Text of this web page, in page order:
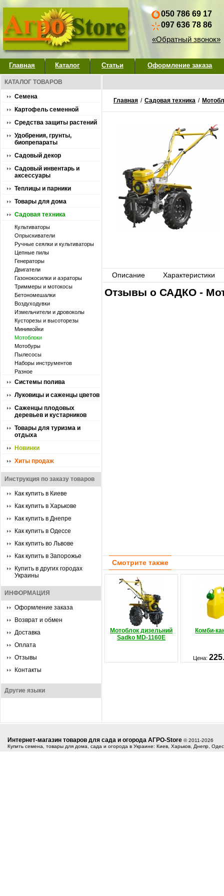
050 786 69 17
097 636 78 86
«Обратный звонок»
Главная Каталог Статьи Оформление заказа
КАТАЛОГ ТОВАРОВ
Семена
Картофель семенной
Средства защиты растений
Удобрения, грунты,
биопрепараты
Садовый декор
Садовый инвентарь и
аксессуары
Теплицы и парники
Товары для дома
Садовая техника
Культиваторы
Опрыскиватели
Ручные сеялки и культиваторы
Цепные пилы
Генераторы
Двигатели
Газонокосилки и аэраторы
Триммеры и мотокосы
Бетономешалки
Воздуходувки
Измельчители и дровоколы
Кусторезы и высоторезы
Минимойки
Мотоблоки
Мотобуры
Пылесосы
Наборы инструментов
Разное
Системы полива
Луковицы и саженцы цветов
Саженцы плодовых
деревьев и кустарников
Товары для туризма и
отдыха
Новинки
Хиты продаж
Инструкция по заказу товаров
Как купить в Киеве
Как купить в Харькове
Как купить в Днепре
Как купить в Одессе
Как купить во Львове
Как купить в Запорожье
Купить в других городах
Украины
ИНФОРМАЦИЯ
Оформление заказа
Возврат и обмен
Доставка
Оплата
Отзывы
Контакты
Другие языки
Главная / Садовая техника /
Описание Характеристики
Отзывы о САДКО -
Смотрите также
Мотоблок дизельний
Sadko MD-1160E
Комби-
Цена:
Интернет-магазин товаров для сада и огорода АГРО-Store © 2011-2026
Купить семена, товары для дома, сада и огорода в Украине: Киев, Харьков, Днепр,